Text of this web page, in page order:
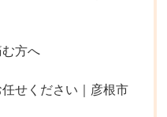
方へ
せください｜彦根市